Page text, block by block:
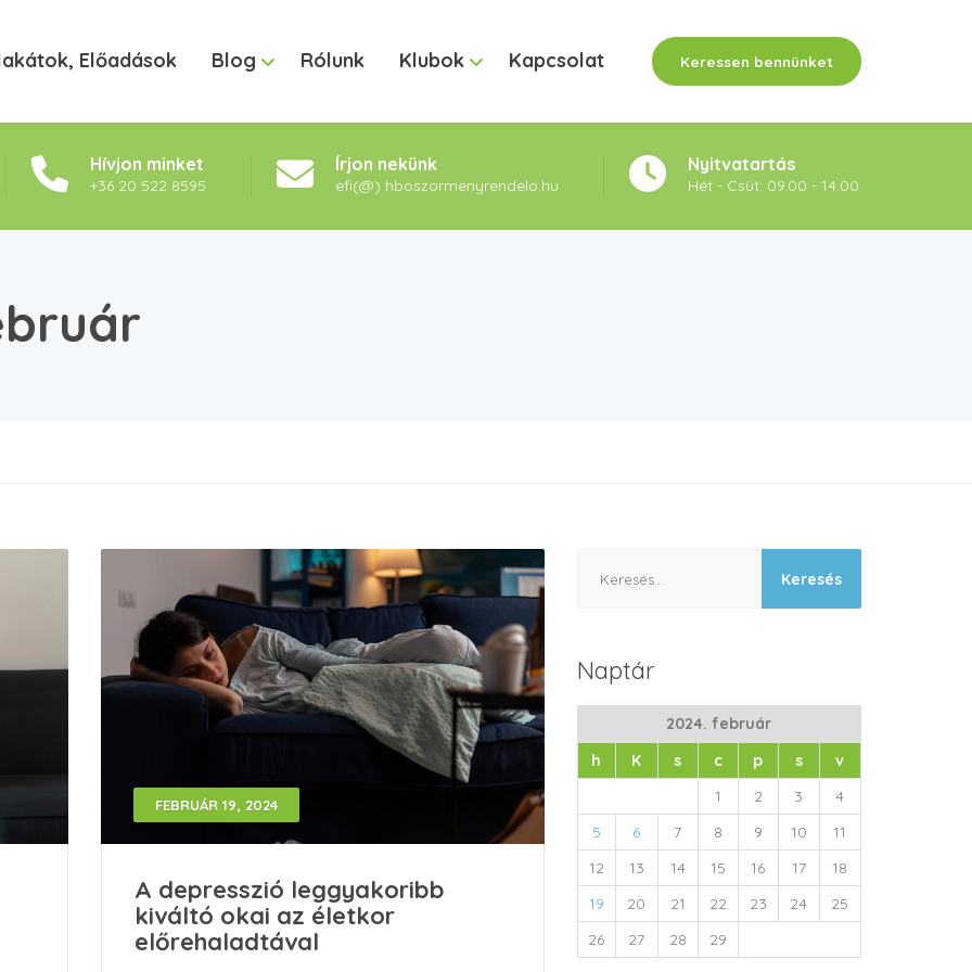
Előadások Blog Rólunk Klubok Kapcsolat Keressen bennünket
Hívjon minket
+36 20 522 8595
Írjon nekünk
efi(@) hboszormenyrendelo.hu
Nyitvatartás
Hét - Csüt: 09.00 - 14.00
FEBRUÁR 19, 2024
A depresszió leggyakoribb
kiváltó okai az életkor
előrehaladtával
Naptár
2024. február
h
K s c p s
v
1
2 3
4
5
6 7 8 9 10
11
12
13 14 15 16 17
18
19
20 21 22 23 24
25
26
27 28 29